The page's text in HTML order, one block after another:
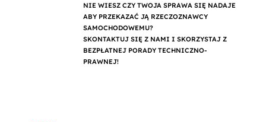
NIE WIESZ CZY TWOJA SPRAWA SIĘ NADAJE
ABY PRZEKAZAĆ JĄ RZECZOZNAWCY
SAMOCHODOWEMU?
SKONTAKTUJ SIĘ Z NAMI I SKORZYSTAJ Z
BEZPŁATNEJ PORADY TECHNICZNO-
PRAWNEJ!